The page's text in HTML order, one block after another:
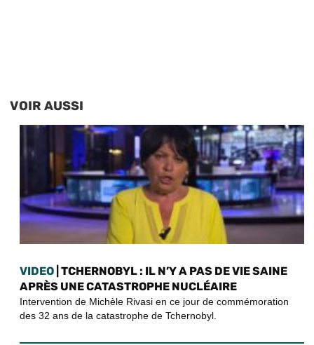
VOIR AUSSI
VIDEO | TCHERNOBYL : IL N’Y A PAS DE VIE SAINE
APRÈS UNE CATASTROPHE NUCLÉAIRE
Intervention de Michèle Rivasi en ce jour de commémoration
des 32 ans de la catastrophe de Tchernobyl.